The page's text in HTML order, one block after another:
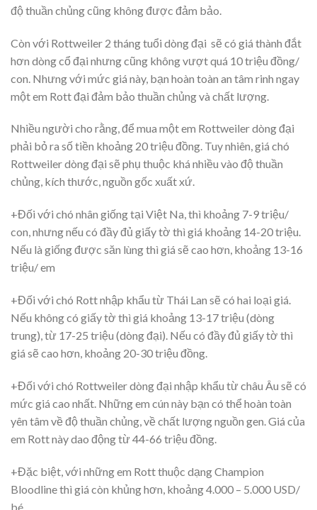
độ thuần chủng cũng không được đảm bảo.
Còn với Rottweiler 2 tháng tuổi dòng đại sẽ có giá thành đắt
hơn dòng cổ đại nhưng cũng không vượt quá 10 triệu đồng/
con. Nhưng với mức giá này, bạn hoàn toàn an tâm rinh ngay
một em Rott đại đảm bảo thuần chủng và chất lượng.
Nhiều người cho rằng, để mua một em Rottweiler dòng đại
phải bỏ ra số tiền khoảng 20 triệu đồng. Tuy nhiên, giá chó
Rottweiler dòng đại sẽ phụ thuộc khá nhiều vào độ thuần
chủng, kích thước, nguồn gốc xuất xứ.
+Đối với chó nhân giống tại Việt Na, thì khoảng 7-9 triệu/
con, nhưng nếu có đầy đủ giấy tờ thì giá khoảng 14-20 triệu.
Nếu là giống được săn lùng thì giá sẽ cao hơn, khoảng 13-16
triệu/ em
+Đối với chó Rott nhập khẩu từ Thái Lan sẽ có hai loại giá.
Nếu không có giấy tờ thì giá khoảng 13-17 triệu (dòng
trung), từ 17-25 triệu (dòng đại). Nếu có đầy đủ giấy tờ thì
giá sẽ cao hơn, khoảng 20-30 triệu đồng.
+Đối với chó Rottweiler dòng đại nhập khẩu từ châu Âu sẽ có
mức giá cao nhất. Những em cún này bạn có thể hoàn toàn
yên tâm về độ thuần chủng, về chất lượng nguồn gen. Giá của
em Rott này dao động từ 44-66 triệu đồng.
+Đặc biệt, với những em Rott thuộc dạng Champion
Bloodline thì giá còn khủng hơn, khoảng 4.000 – 5.000 USD/
bé.